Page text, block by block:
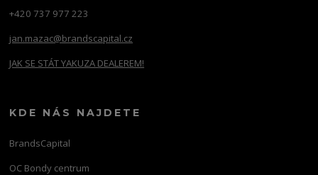
+420 737 977 223
jan.mazac@brandscapital.cz
JAK SE STÁT YAKUZA DEALEREM!
KDE NÁS NAJDETE
BrandsCapital
OC Bondy centrum